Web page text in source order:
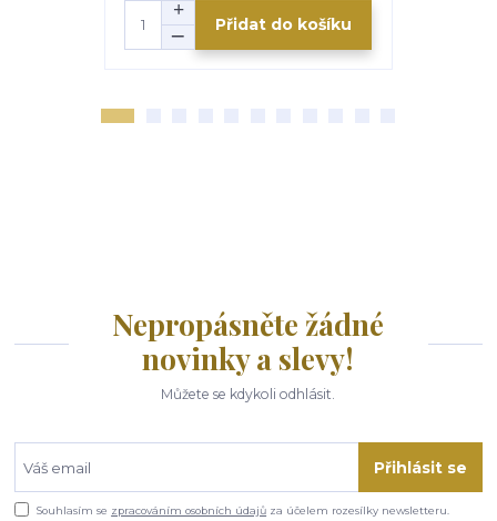
Přidat do košíku
Nepropásněte žádné
novinky a slevy!
Můžete se kdykoli odhlásit.
Přihlásit se
Souhlasím se zpracováním osobních údajů za účelem rozesílky newsletteru.